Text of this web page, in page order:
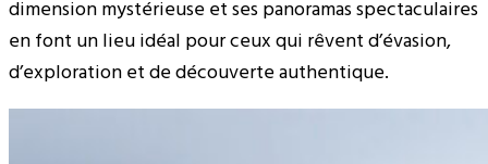
dimension mystérieuse et ses panoramas spectaculaires
en font un lieu idéal pour ceux qui rêvent d’évasion,
d’exploration et de découverte authentique.